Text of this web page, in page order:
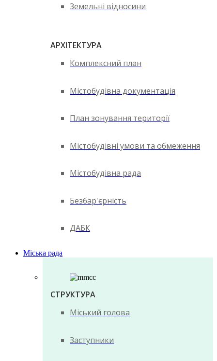
Земельні відносини
АРХІТЕКТУРА
Комплексний план
Містобудівна документація
План зонування території
Містобудівні умови та обмеження
Містобудівна рада
Безбар'єрність
ДАБК
Міська рада
СТРУКТУРА
Міський голова
Заступники